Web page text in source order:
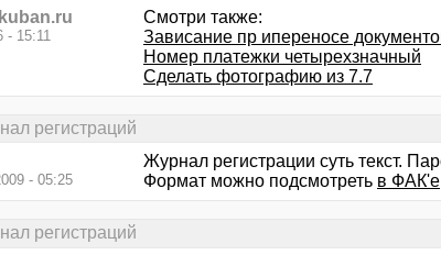
- 15:11
Смотри также:
Зависание пр ипереносе
Номер платежки четырехзначный
Сделать фотографию из 7.7
регистраций
- 05:25
Журнал регистрации суть текст.
Формат можно подсмотреть в ФАК'е
регистраций